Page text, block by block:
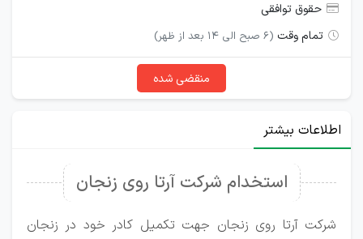
حقوق توافقی
تمام وقت (6 صبح الی 14 بعد از ظهر)
منقضی شده
اطلاعات بیشتر
استخدام شرکت آرتا روی زنجان
شرکت آرتا روی زنجان جهت تکمیل کادر خود در زنجان